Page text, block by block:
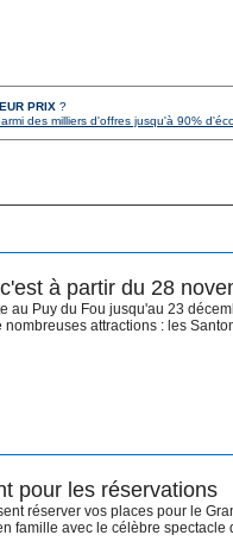
PRIX ?
des milliers d'offres jusqu'à 90%
à partir du 28
au Puy du Fou jusqu'au 23
nombreuses attractions : les
pour les réservations
réserver vos places pour le
famille avec le célèbre spectacle